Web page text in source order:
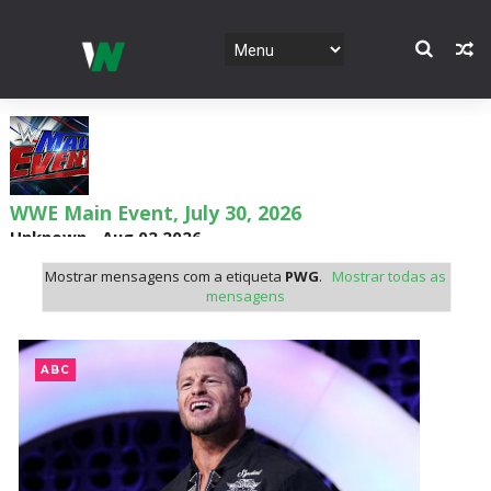
WWE Main Event, July 30, 2026
Unknown Aug 02 2026
Lucha Libre AAA: Verano De Escándalo 2026 -
Semana 2
Unknown -Aug 02 2026
Semana em Sexyness No.52
SCSA867 -Aug 02 2026
Mostrar mensagens com a etiqueta PWG.
Mostrar todas as
mensagens
ABC